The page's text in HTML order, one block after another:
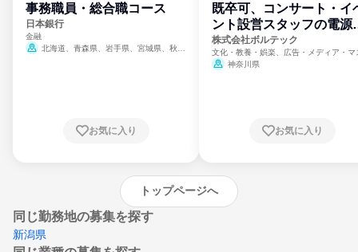
事務職員・総合職コース
日本銀行
金融
北海道、青森県、岩手県、宮城県、秋田
崎県、熊本県、大分県、宮崎県、鹿児島県、
お気に入り
既卒可、コンサート・イ
ント設営スタッフの電源
門
株式会社ボルテック
文化・教養・娯楽、広告・メディア・マ
ミ、電力・ガス・水道・エネルギー
神奈川県
お気に入り
トップページへ
同じ勤務地の募集を探す
新潟県